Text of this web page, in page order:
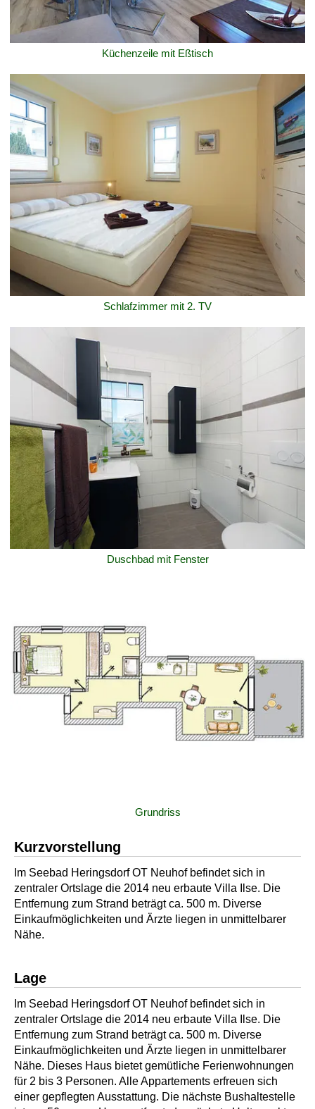
Küchenzeile mit Eßtisch
Schlafzimmer mit 2. TV
Duschbad mit Fenster
Grundriss
Kurzvorstellung
Im Seebad Heringsdorf OT Neuhof befindet sich in
zentraler Ortslage die 2014 neu erbaute Villa Ilse. Die
Entfernung zum Strand beträgt ca. 500 m. Diverse
Einkaufmöglichkeiten und Ärzte liegen in unmittelbarer
Nähe.
Lage
Im Seebad Heringsdorf OT Neuhof befindet sich in
zentraler Ortslage die 2014 neu erbaute Villa Ilse. Die
Entfernung zum Strand beträgt ca. 500 m. Diverse
Einkaufmöglichkeiten und Ärzte liegen in unmittelbarer
Nähe. Dieses Haus bietet gemütliche Ferienwohnungen
für 2 bis 3 Personen. Alle Appartements erfreuen sich
einer gepflegten Ausstattung. Die nächste Bushaltestelle